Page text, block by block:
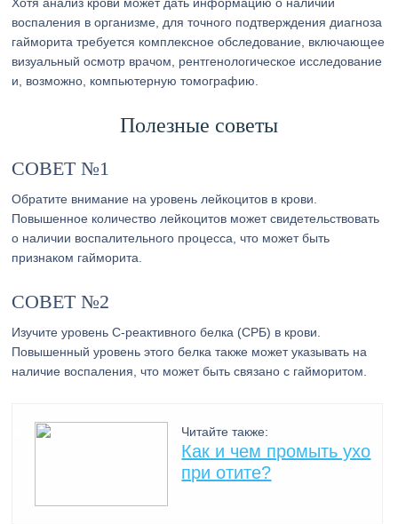
воспаления в организме, для точного подтверждения диагноза
гайморита требуется комплексное обследование, включающее
визуальный осмотр врачом, рентгенологическое исследование
и, возможно, компьютерную томографию.
Полезные советы
СОВЕТ №1
Обратите внимание на уровень лейкоцитов в крови.
Повышенное количество лейкоцитов может свидетельствовать
о наличии воспалительного процесса, что может быть
признаком гайморита.
СОВЕТ №2
Изучите уровень С-реактивного белка (СРБ) в крови.
Повышенный уровень этого белка также может указывать на
наличие воспаления, что может быть связано с гайморитом.
Читайте также:
Как и чем промыть ухо
при отите?